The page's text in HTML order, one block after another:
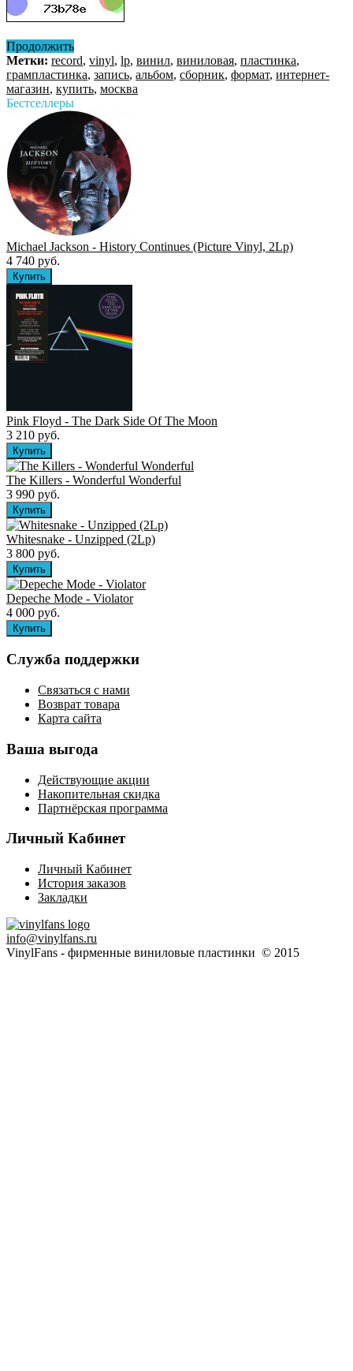
Продолжить
Метки: record, vinyl, lp, винил, виниловая, пластинка,
грампластинка, запись, альбом, сборник, формат, интернет-
магазин, купить, москва
Бестселлеры
Michael Jackson - History Continues (Picture Vinyl, 2Lp)
4 740 руб.
Pink Floyd - The Dark Side Of The Moon
3 210 руб.
The Killers ‎- Wonderful Wonderful
3 990 руб.
Whitesnake - Unzipped (2Lp)
3 800 руб.
Depeche Mode - Violator
4 000 руб.
Служба поддержки
Связаться с нами
Возврат товара
Карта сайта
Ваша выгода
Действующие акции
Накопительная скидка
Партнёрская программа
Личный Кабинет
Личный Кабинет
История заказов
Закладки
info@vinylfans.ru
VinylFans - фирменные виниловые пластинки © 2015